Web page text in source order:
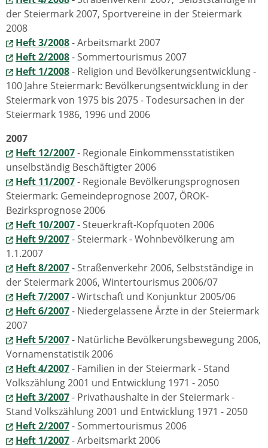
der Steiermark 2007, Sportvereine in der Steiermark
2008
Heft 3/2008- Arbeitsmarkt 2007
Heft 2/2008- Sommertourismus 2007
Heft 1/2008- Religion und Bevölkerungsentwicklung -
100 Jahre Steiermark: Bevölkerungsentwicklung in der
Steiermark von 1975 bis 2075 - Todesursachen in der
Steiermark 1986, 1996 und 2006
2007
Heft 12/2007- Regionale Einkommensstatistiken
unselbständig Beschäftigter 2006
Heft 11/2007- Regionale Bevölkerungsprognosen
Steiermark: Gemeindeprognose 2007, ÖROK-
Bezirksprognose 2006
Heft 10/2007- Steuerkraft-Kopfquoten 2006
Heft 9/2007- Steiermark - Wohnbevölkerung am
1.1.2007
Heft8/2007- Straßenverkehr 2006, Selbstständige in
der Steiermark 2006, Wintertourismus 2006/07
Heft 7/2007- Wirtschaft und Konjunktur 2005/06
Heft 6/2007- Niedergelassene Ärzte in der Steiermark
2007
Heft 5/2007- Natürliche Bevölkerungsbewegung 2006,
Vornamenstatistik 2006
Heft4/2007- Familien in der Steiermark - Stand
Volkszählung 2001 und Entwicklung 1971 - 2050
Heft3/2007- Privathaushalte in der Steiermark -
Stand Volkszählung 2001 und Entwicklung 1971 - 2050
Heft2/2007- Sommertourismus 2006
Heft 1/2007- Arbeitsmarkt 2006